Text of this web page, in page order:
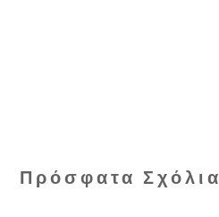
Πρόσφατα Σχόλια